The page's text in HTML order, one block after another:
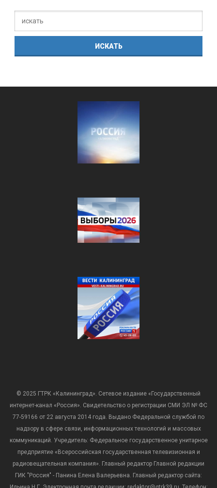
© 2025 ГТРК «Калининград». Сетевое издание «Государственный
интернет-канал «Россия». Свидетельство о регистрации СМИ ЭЛ № ФС
77-59166 от 22 августа 2014 года. Выдано Федеральной службой по
надзору в сфере связи, информационных технологий и массовых
коммуникаций. Учредитель: Федеральное государственное унитарное
предприятие «Всероссийская государственная телевизионная и
радиовещательная компания». Главный редактор Главной редакции
ГИК "Россия" - Панина Елена Валерьевна. Главный редактор сайта: